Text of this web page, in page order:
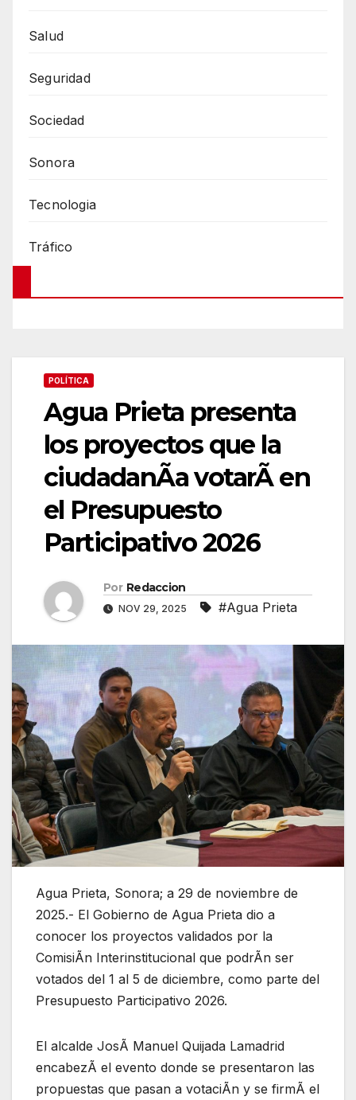
Salud
Seguridad
Sociedad
Sonora
Tecnologia
Tráfico
POLÍTICA
Agua Prieta presenta
los proyectos que la
ciudadanÃa votarÃ en
el Presupuesto
Participativo 2026
Por Redaccion
NOV 29, 2025 #Agua Prieta
Agua Prieta, Sonora; a 29 de noviembre de
2025.- El Gobierno de Agua Prieta dio a
conocer los proyectos validados por la
ComisiÃn Interinstitucional que podrÃn ser
votados del 1 al 5 de diciembre, como parte del
Presupuesto Participativo 2026.
El alcalde JosÃ Manuel Quijada Lamadrid
encabezÃ el evento donde se presentaron las
propuestas que pasan a votaciÃn y se firmÃ el